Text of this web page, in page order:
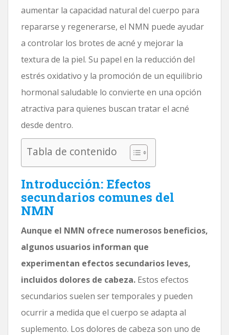
aumentar la capacidad natural del cuerpo para
repararse y regenerarse, el NMN puede ayudar
a controlar los brotes de acné y mejorar la
textura de la piel. Su papel en la reducción del
estrés oxidativo y la promoción de un equilibrio
hormonal saludable lo convierte en una opción
atractiva para quienes buscan tratar el acné
desde dentro.
Tabla de contenido
Introducción: Efectos
secundarios comunes del
NMN
Aunque el NMN ofrece numerosos beneficios,
algunos usuarios informan que
experimentan efectos secundarios leves,
incluidos dolores de cabeza. Estos efectos
secundarios suelen ser temporales y pueden
ocurrir a medida que el cuerpo se adapta al
suplemento. Los dolores de cabeza son uno de